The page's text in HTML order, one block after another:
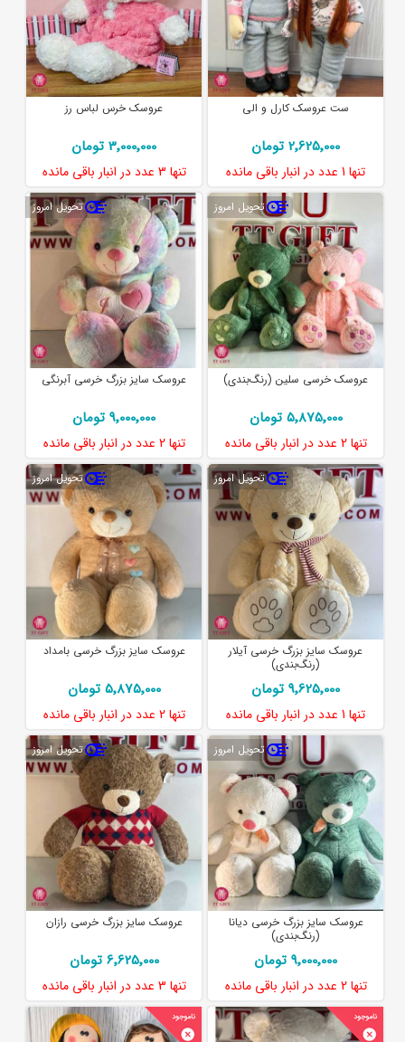
ست عروسک کارل و الی
2٬625٬000 تومان
تنها 1 عدد در انبار باقی مانده
عروسک خرس لباس رز
3٬000٬000 تومان
تنها 3 عدد در انبار باقی مانده
تحویل امروز
عروسک خرسی سلین (رنگ‌بندی)
5٬875٬000 تومان
تنها 2 عدد در انبار باقی مانده
تحویل امروز
عروسک سایز بزرگ خرسی آبرنگی
9٬000٬000 تومان
تنها2 عدد در انبار باقی مانده
تحویل امروز
عروسک سایز بزرگ خرسی آیلار
(رنگ‌بندی)
9٬625٬000 تومان
تنها 1 عدد در انبار باقی مانده
تحویل امروز
عروسک سایز بزرگ خرسی بامداد
5٬875٬000 تومان
تنها2 عدد در انبار باقی مانده
تحویل امروز
عروسک سایز بزرگ خرسی دیانا
(رنگ‌بندی)
9٬000٬000 تومان
تنها 2 عدد در انبار باقی مانده
تحویل امروز
عروسک سایز بزرگ خرسی رازان
6٬625٬000 تومان
تنها 3 عدد در انبار باقی مانده